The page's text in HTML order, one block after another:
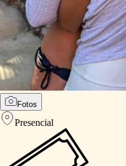
Fotos
Presencial